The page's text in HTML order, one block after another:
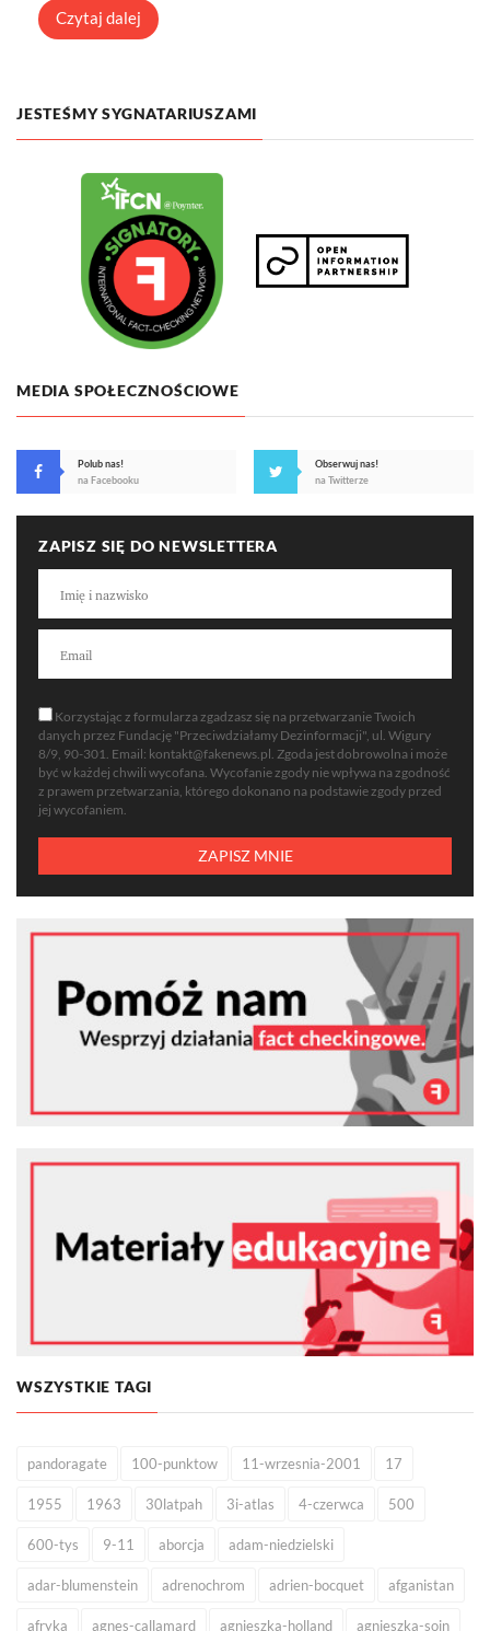
Czytaj dalej
JESTEŚMY SYGNATARIUSZAMI
MEDIA SPOŁECZNOŚCIOWE
Polub nas!
na Facebooku
Obserwuj nas!
na Twitterze
ZAPISZ SIĘ DO NEWSLETTERA
Korzystając z formularza zgadzasz się na przetwarzanie Twoich
danych przez Fundację "Przeciwdziałamy Dezinformacji", ul. Wigury
8/9, 90-301. Email: kontakt@fakenews.pl . Zgoda jest dobrowolna i może
być w każdej chwili wycofana. Wycofanie zgody nie wpływa na zgodność
z prawem przetwarzania, którego dokonano na podstawie zgody przed
jej wycofaniem.
WSZYSTKIE TAGI
pandoragate 100-punktow 11-wrzesnia-2001 17
1955 1963 30latpah 3i-atlas 4-czerwca 500
600-tys 9-11 aborcja adam-niedzielski
adar-blumenstein adrenochrom adrien-bocquet afganistan
afryka agnes-callamard agnieszka-holland agnieszka-soin